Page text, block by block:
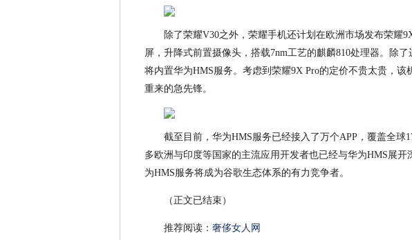
除了荣耀V30之外，荣耀手机还计划在欧洲市场发布荣耀
屏，升降式前置摄像头，搭载7nm工艺的麒麟810处理器。除
将内置华为HMS服务。考虑到荣耀9X Pro的定价不贵太贵，该
重来的急先锋。
截至目前，华为HMS服务已经接入了万个APP，覆盖全球
多欧洲与印度等国家的主流应用开发者也已经与华为HMS展
为HMS服务将成为谷歌生态体系的有力竞争者。
（正文已结束）
推荐阅读： 奢侈女人网